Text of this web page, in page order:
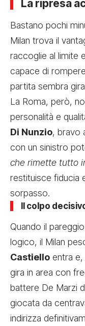
La ripresa
Bastano pochi
Milan trova il
raccoglie al limite
capace di
partita sembra
La Roma, però,
personalità e
Di Nunzio, bravo
con un sinistro
che rimette tutto
restituisce fiducia
sorpasso.
Il colpo
Quando il
logico, il Milan
Castiello entra e,
gira in area con
battere De Marzi
giocata da
indirizza